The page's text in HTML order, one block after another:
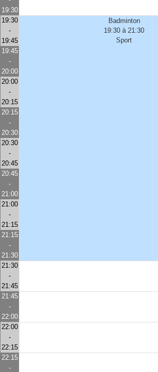
19:30
19:30
-
19:45
Badminton
19:30 à 21:30
Sport
19:45
-
20:00
20:00
-
20:15
20:15
-
20:30
20:30
-
20:45
20:45
-
21:00
21:00
-
21:15
21:15
-
21:30
21:30
-
21:45
21:45
-
22:00
22:00
-
22:15
22:15
-